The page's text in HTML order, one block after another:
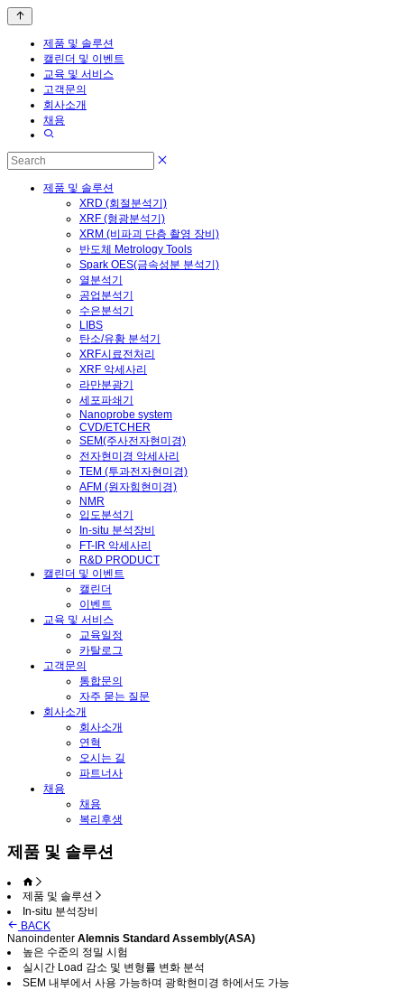
제품 및 솔루션
캘린더 및 이벤트
교육 및 서비스
고객문의
회사소개
채용
제품 및 솔루션
XRD (회절분석기)
XRF (형광분석기)
XRM (비파괴 단층 촬영 장비)
반도체 Metrology Tools
Spark OES(금속성분 분석기)
열분석기
공업분석기
수은분석기
LIBS
탄소/유황 분석기
XRF시료전처리
XRF 악세사리
라만분광기
세포파쇄기
Nanoprobe system
CVD/ETCHER
SEM(주사전자현미경)
전자현미경 악세사리
TEM (투과전자현미경)
AFM (원자힘현미경)
NMR
입도분석기
In-situ 분석장비
FT-IR 악세사리
R&D PRODUCT
캘린더 및 이벤트
캘린더
이벤트
교육 및 서비스
교육일정
카탈로그
고객문의
통합문의
자주 묻는 질문
회사소개
회사소개
연혁
오시는 길
파트너사
채용
채용
복리후생
제품 및 솔루션
제품 및 솔루션
In-situ 분석장비
BACK
Nanoindenter Alemnis Standard Assembly(ASA)
높은 수준의 정밀 시험
실시간 Load 감소 및 변형률 변화 분석
SEM 내부에서 사용 가능하며 광학현미경 하에서도 가능